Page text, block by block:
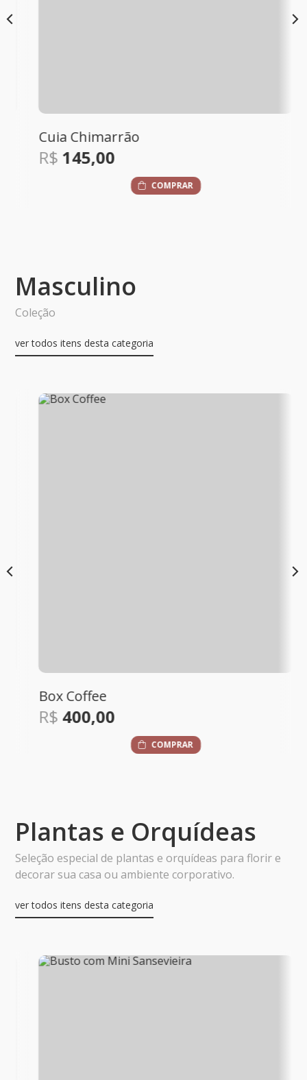
Cuia Chimarrão
R$145,00
COMPRAR
Masculino
Coleção
ver todos itens desta categoria
Box Coffee
R$400,00
COMPRAR
Plantas e Orquídeas
Seleção especial de plantas e orquídeas para florir e
decorar sua casa ou ambiente corporativo.
ver todos itens desta categoria